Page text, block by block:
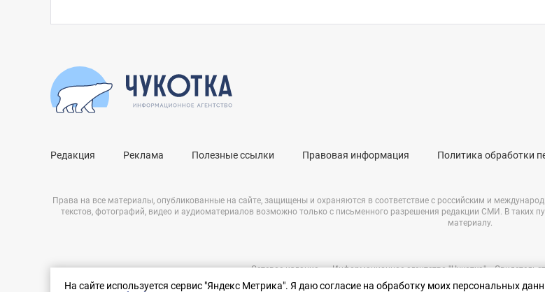
На сайте используется сервис "Яндекс Метрика". Я даю согласие на обработку моих персональных
Редакция Реклама Полезные ссылки Правовая информация Политика обработки
Права на все материалы, опубликованные на сайте, защищены и охраняются в соответствие с российским и
текстов, фотографий, видео и аудиоматериалов возможно только с письменного разрешения редакции СМИ. В таких
материалу.
Выделите ее и нажмите Ctrl+Enter
Сетевое издание – «Информационное агентство "Чукотка"».
ЭЛ № ФС 77 – 69723 от 05.05.2017 г. Выдано Федеральной службой по